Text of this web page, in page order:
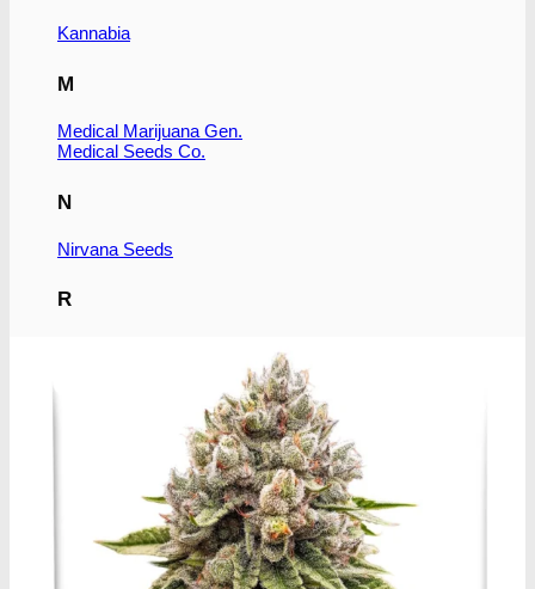
Kannabia
M
Medical Marijuana Gen.
Medical Seeds Co.
N
Nirvana Seeds
R
Serious Seeds
Sumo Seeds
Super Strains
Seedsman Co.